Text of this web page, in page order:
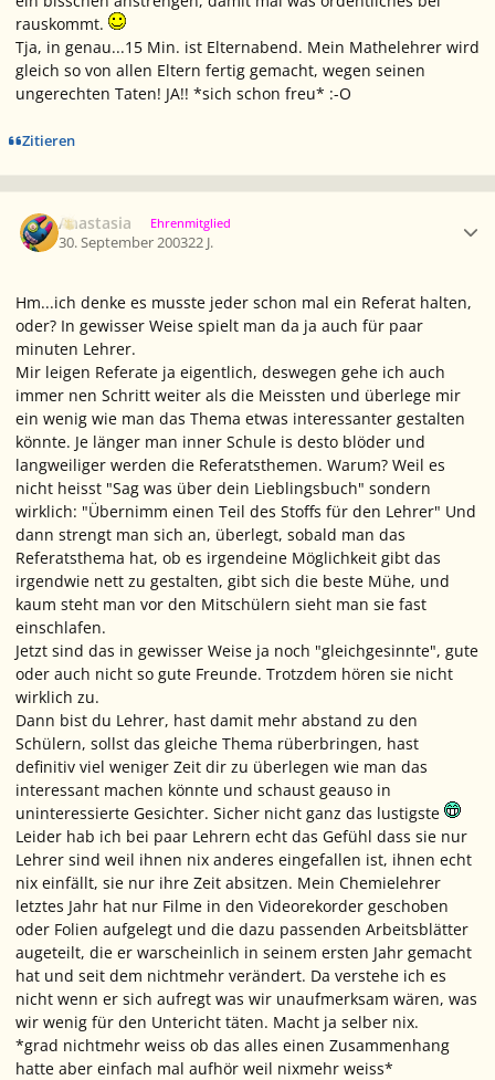
rauskommt.
Tja, in genau...15 Min. ist Elternabend. Mein Mathelehrer wird
gleich so von allen Eltern fertig gemacht, wegen seinen
ungerechten Taten! JA!! *sich schon freu* :-O
Zitieren
Anastasia Ehrenmitglied
30. September 200322 J.
Hm...ich denke es musste jeder schon mal ein Referat halten,
oder? In gewisser Weise spielt man da ja auch für paar
minuten Lehrer.
Mir leigen Referate ja eigentlich, deswegen gehe ich auch
immer nen Schritt weiter als die Meissten und überlege mir
ein wenig wie man das Thema etwas interessanter gestalten
könnte. Je länger man inner Schule is desto blöder und
langweiliger werden die Referatsthemen. Warum? Weil es
nicht heisst "Sag was über dein Lieblingsbuch" sondern
wirklich: "Übernimm einen Teil des Stoffs für den Lehrer" Und
dann strengt man sich an, überlegt, sobald man das
Referatsthema hat, ob es irgendeine Möglichkeit gibt das
irgendwie nett zu gestalten, gibt sich die beste Mühe, und
kaum steht man vor den Mitschülern sieht man sie fast
einschlafen.
Jetzt sind das in gewisser Weise ja noch "gleichgesinnte", gute
oder auch nicht so gute Freunde. Trotzdem hören sie nicht
wirklich zu.
Dann bist du Lehrer, hast damit mehr abstand zu den
Schülern, sollst das gleiche Thema rüberbringen, hast
definitiv viel weniger Zeit dir zu überlegen wie man das
interessant machen könnte und schaust geauso in
uninteressierte Gesichter. Sicher nicht ganz das lustigste
Leider hab ich bei paar Lehrern echt das Gefühl dass sie nur
Lehrer sind weil ihnen nix anderes eingefallen ist, ihnen echt
nix einfällt, sie nur ihre Zeit absitzen. Mein Chemielehrer
letztes Jahr hat nur Filme in den Videorekorder geschoben
oder Folien aufgelegt und die dazu passenden Arbeitsblätter
augeteilt, die er warscheinlich in seinem ersten Jahr gemacht
hat und seit dem nichtmehr verändert. Da verstehe ich es
nicht wenn er sich aufregt was wir unaufmerksam wären, was
wir wenig für den Untericht täten. Macht ja selber nix.
*grad nichtmehr weiss ob das alles einen Zusammenhang
hatte aber einfach mal aufhör weil nixmehr weiss*